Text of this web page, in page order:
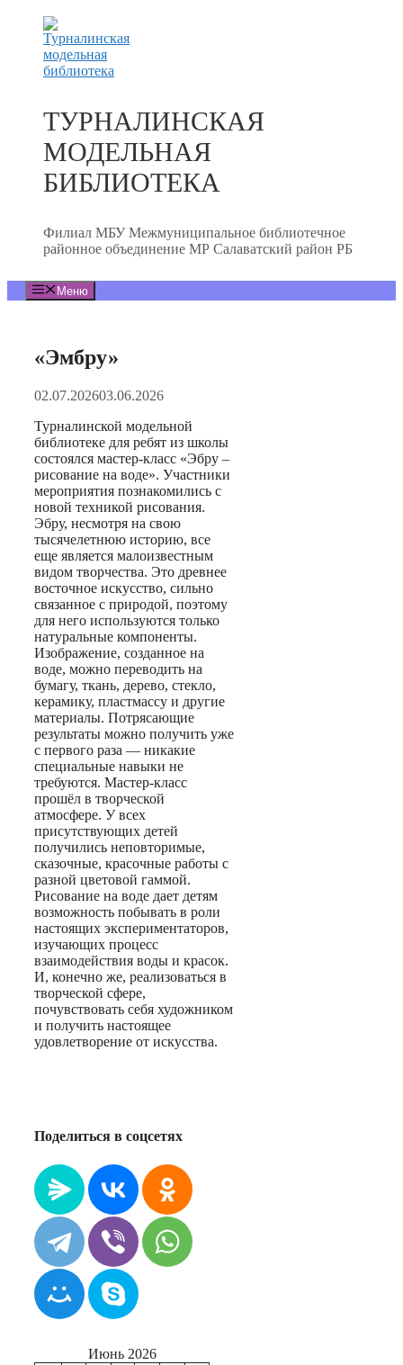
Перейти
содержимому
ТУРНАЛИНСКАЯ
МОДЕЛЬНАЯ
БИБЛИОТЕКА
Филиал МБУ Межмуниципальное библиотечное
районное объединение МР Салаватский район РБ
Меню
«Эмбру»
02.07.202603.06.2026
Турналинской модельной
библиотеке для ребят из школы
состоялся мастер-класс «Эбру –
рисование на воде». Участники
мероприятия познакомились с
новой техникой рисования.
Эбру, несмотря на свою
тысячелетнюю историю, все
еще является малоизвестным
видом творчества. Это древнее
восточное искусство, сильно
связанное с природой, поэтому
для него используются только
натуральные компоненты.
Изображение, созданное на
воде, можно переводить на
бумагу, ткань, дерево, стекло,
керамику, пластмассу и другие
материалы. Потрясающие
результаты можно получить уже
с первого раза — никакие
специальные навыки не
требуются. Мастер-класс
прошёл в творческой
атмосфере. У всех
присутствующих детей
получились неповторимые,
сказочные, красочные работы с
разной цветовой гаммой.
Рисование на воде дает детям
возможность побывать в роли
настоящих экспериментаторов,
изучающих процесс
взаимодействия воды и красок.
И, конечно же, реализоваться в
творческой сфере,
почувствовать себя художником
и получить настоящее
удовлетворение от искусства.
Поделиться в соцсетях
Июнь 2026